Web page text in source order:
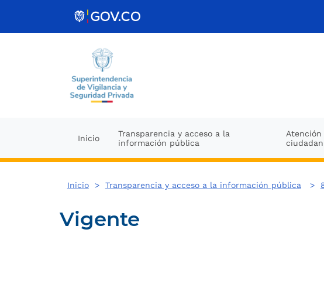
Inicio
Transparencia y acceso a la
información pública
Atención
Inicio> Transparencia y acceso a la información pública >
Vigente